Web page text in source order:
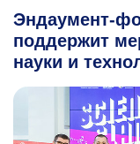
Эндаумент-
поддержит
науки и